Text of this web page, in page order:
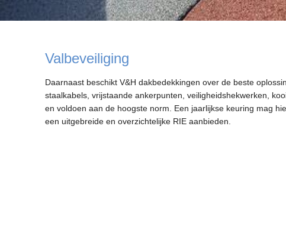
Valbeveiliging
Daarnaast beschikt V&H dakbedekkingen over de beste
staalkabels, vrijstaande ankerpunten, veiligheidshekwerken,
en voldoen aan de hoogste norm. Een jaarlijkse keuring mag
een uitgebreide en overzichtelijke RIE aanbieden.